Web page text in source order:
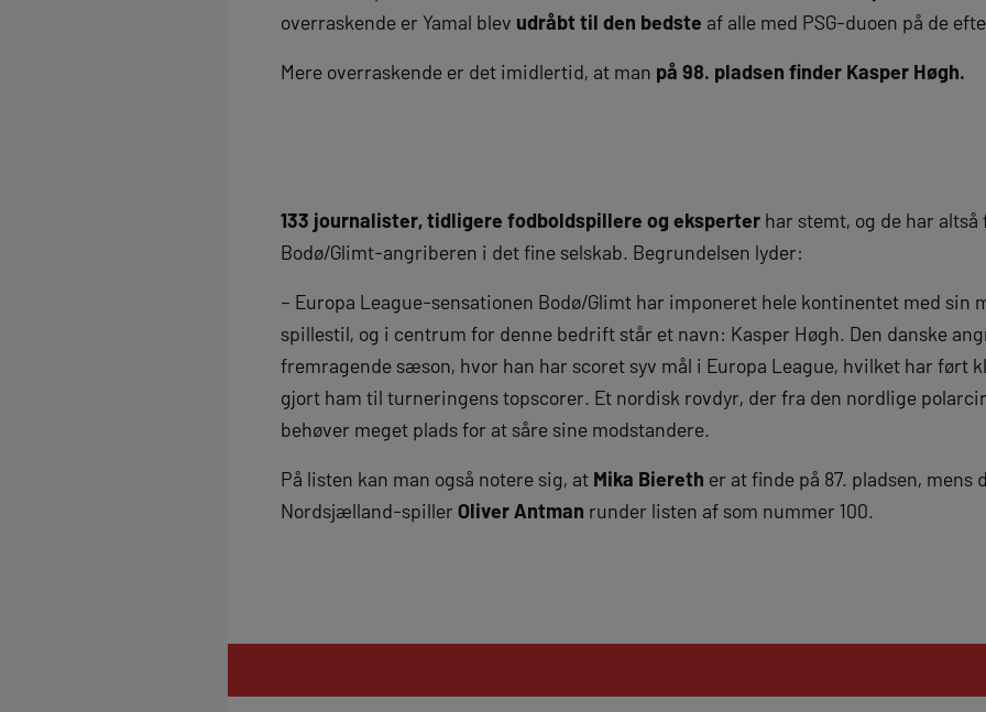
overraskende er Yamal blev udråbt til den bedste af alle med PSG-duoen på de
Mere overraskende er det imidlertid, at man på 98. pladsen finder Kasper Høgh.
133 journalister, tidligere fodboldspillere og eksperter har stemt, og de har
Bodø/Glimt-angriberen i det fine selskab. Begrundelsen lyder:
– Europa League-sensationen Bodø/Glimt har imponeret hele kontinentet med sin
spillestil, og i centrum for denne bedrift står et navn: Kasper Høgh. Den danske
fremragende sæson, hvor han har scoret syv mål i Europa League, hvilket har ført
gjort ham til turneringens topscorer. Et nordisk rovdyr, der fra den nordlige
behøver meget plads for at såre sine modstandere.
På listen kan man også notere sig, at Mika Biereth er at finde på 87. pladsen, mens
Nordsjælland-spiller Oliver Antman runder listen af som nummer 100.